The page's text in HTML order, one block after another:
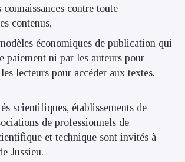
contre toute
contenus,
économiques de publication qui
paiement ni par les auteurs pour
lecteurs pour accéder aux textes.
scientifiques, établissements de
de professionnels de
et technique sont invités à
Jussieu.